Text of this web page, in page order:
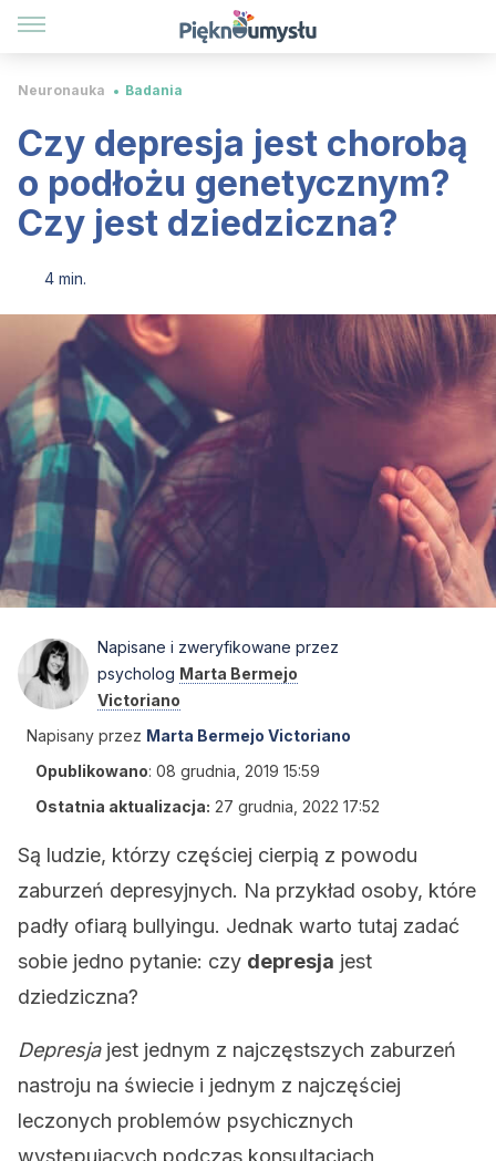
Neuronauka Badania
Czy depresja jest chorobą
o podłożu genetycznym?
Czy jest dziedziczna?
4 min.
Napisane i zweryfikowane przez
psycholog Marta Bermejo
Victoriano
Napisany przez Marta Bermejo Victoriano
Opublikowano: 08 grudnia, 2019 15:59
Ostatnia aktualizacja: 27 grudnia, 2022 17:52
Są ludzie, którzy częściej cierpią z powodu
zaburzeń depresyjnych. Na przykład osoby, które
padły ofiarą bullyingu. Jednak warto tutaj zadać
sobie jedno pytanie: czy depresja jest
dziedziczna?
Depresjajest jednym z najczęstszych zaburzeń
nastroju na świecie i jednym z najczęściej
leczonych problemów psychicznych
występujących podczas konsultacjach